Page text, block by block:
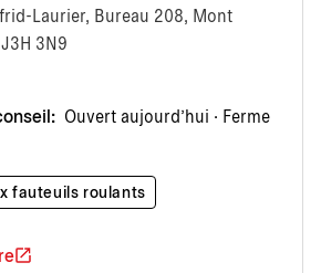
Laurier, Bureau 208, Mont
3N9
Ouvert aujourd’hui · Ferme
fauteuils roulants